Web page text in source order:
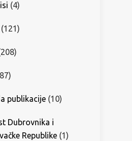
(4)
(121)
publikacije (10)
Dubrovnika i
Republike (1)